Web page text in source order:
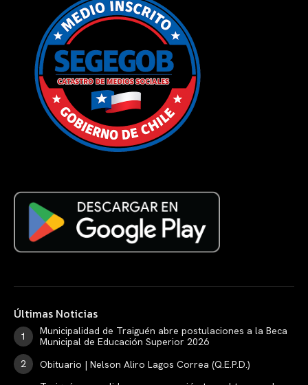
Últimas Noticias
Municipalidad de Traiguén abre postulaciones a la Beca
Municipal de Educación Superior 2026
Obituario | Nelson Aliro Lagos Correa (Q.E.P.D.)